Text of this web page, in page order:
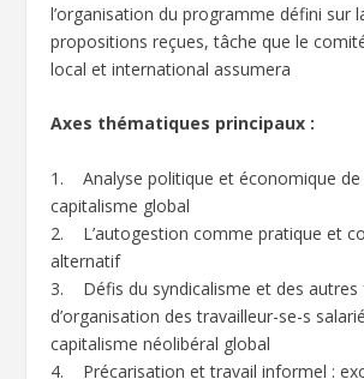
l’organisation du programme défini sur
propositions reçues, tâche que le
local et international assumera
Axes thématiques principaux :
1. Analyse politique et économique de
capitalisme global
2. L’autogestion comme pratique et
alternatif
3. Défis du syndicalisme et des autres
d’organisation des travailleur-se-s
capitalisme néolibéral global
4. Précarisation et travail informel :